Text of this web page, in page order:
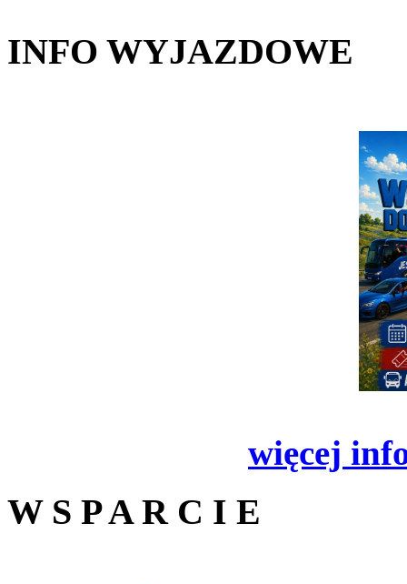
INFO WYJAZDOWE
więcej
W S P A R C I E